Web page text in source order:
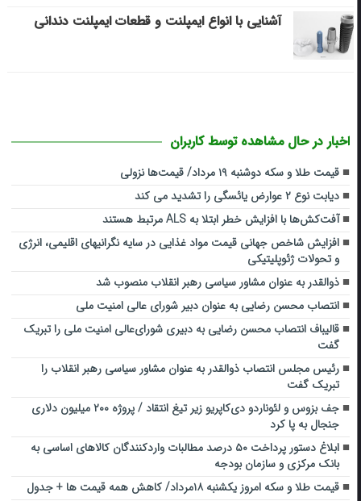
آشنایی با انواع ایمپلنت و قطعات ایمپلنت دندانی
اخبار در حال مشاهده توسط کاربران
قیمت طلا و سکه دوشنبه ۱۹ مرداد/ قیمت‌ها نزولی
دیابت نوع ۲ عوارض یائسگی را تشدید می کند
آفت‌کش‌ها با افزایش خطر ابتلا به ALS مرتبط هستند
افزایش شاخص جهانی قیمت مواد غذایی در سایه نگرانیهای اقلیمی، انرژی
و تحولات ژئوپلیتیکی
ذوالقدر به عنوان مشاور سیاسی رهبر انقلاب منصوب شد
انتصاب محسن رضایی به عنوان دبیر شورای عالی امنیت ملی
قالیباف انتصاب محسن رضایی به دبیری شورای‌عالی امنیت ملی را تبریک
گفت
رئیس مجلس انتصاب ذوالقدر به عنوان مشاور سیاسی رهبر انقلاب را
تبریک گفت
جف بزوس و لئوناردو دی‌کاپریو زیر تیغ انتقاد / پروژه ۲۰۰ میلیون دلاری
جنجال به پا کرد
ابلاغ دستور پرداخت ۵۰ درصد مطالبات واردکنندگان کالاهای اساسی به
بانک مرکزی و سازمان بودجه
قیمت طلا و سکه امروز یکشنبه ۱۸مرداد/ کاهش همه قیمت ها + جدول